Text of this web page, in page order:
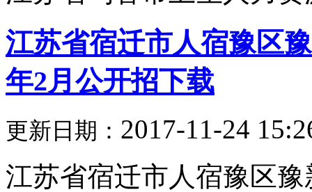
江苏省宿迁市人宿豫区
年2月公开招下载
更新日期： 2017-11-24
江苏省宿迁市人宿豫区